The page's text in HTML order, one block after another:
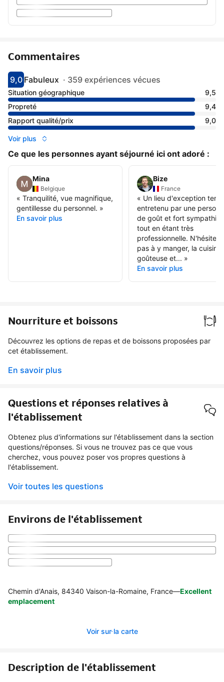
Commentaires
Avec une note de 9
9,0
fabuleuxFabuleux · 359 expériences vécues
Situation géographique
9,5
Propreté
9,4
Rapport qualité/prix
9,0
Voir plus
Ce que les personnes ayant séjourné ici ont adoré :
Mina
Belgique
« Tranquilité, vue magnifique,
gentillesse du personnel. »
En savoir plus
Bize
France
« Un lieu d'exception tenu
entretenu par une
de goût et fort
tout en étant très
professionnelle. N'hésitez
pas à y manger, la cuisine
goûteuse et... »
En savoir plus
Nourriture et boissons
Découvrez les options de repas et de boissons proposées par
cet établissement.
En savoir plus
Questions et réponses relatives à
l'établissement
Obtenez plus d'informations sur l'établissement dans la section
questions/réponses. Si vous ne trouvez pas ce que vous
cherchez, vous pouvez poser vos propres questions à
l'établissement.
Voir toutes les questions
Environs de l'établissement
Chemin d'Anais, 84340 Vaison-la-Romaine, France—Excellent
emplacement
Voir sur la carte
Description de l'établissement